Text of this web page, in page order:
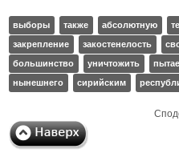
выборы также абсолютную
закрепление
закостенелость
большинство
уничтожить
нынешнего
сирийским